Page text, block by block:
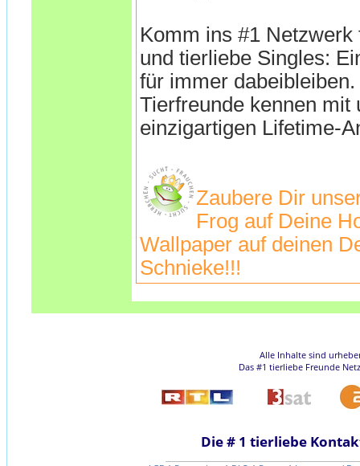
Komm ins #1 Netzwerk
und tierliebe Singles:
für immer
Tierfreunde kennen mit
einzigartigen Lifetime-
Zaubere Dir
Frog auf Deine
Wallpaper auf deinen
Schnieke!!!
Alle Inhalte sind
Das #1 tierliebe Freunde
Die # 1 tierliebe